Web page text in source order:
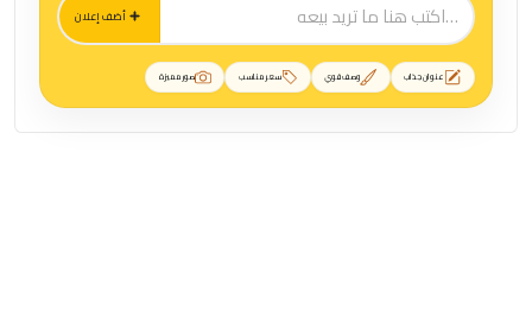
أضف إعلان
عنوان جذاب وصف قوي سعر مناسب صور مميزة